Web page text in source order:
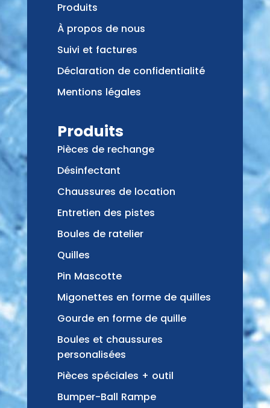
Produits
À propos de nous
Suivi et factures
Déclaration de confidentialité
Mentions légales
Produits
Pièces de rechange
Désinfectant
Chaussures de location
Entretien des pistes
Boules de ratelier
Quilles
Pin Mascotte
Migonettes en forme de quilles
Gourde en forme de quille
Boules et chaussures
personalisées
Pièces spéciales + outil
Bumper-Ball Rampe